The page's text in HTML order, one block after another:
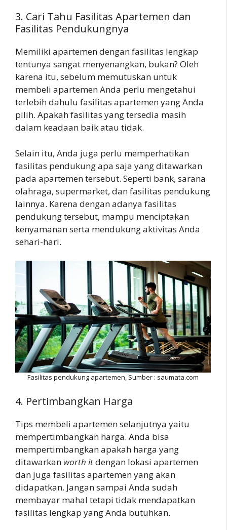
3. Cari Tahu Fasilitas Apartemen dan
Fasilitas Pendukungnya
Memiliki apartemen dengan fasilitas lengkap
tentunya sangat menyenangkan, bukan? Oleh
karena itu, sebelum memutuskan untuk
membeli apartemen Anda perlu mengetahui
terlebih dahulu fasilitas apartemen yang Anda
pilih. Apakah fasilitas yang tersedia masih
dalam keadaan baik atau tidak.
Selain itu, Anda juga perlu memperhatikan
fasilitas pendukung apa saja yang ditawarkan
pada apartemen tersebut. Seperti bank, sarana
olahraga, supermarket, dan fasilitas pendukung
lainnya. Karena dengan adanya fasilitas
pendukung tersebut, mampu menciptakan
kenyamanan serta mendukung aktivitas Anda
sehari-hari.
Fasilitas pendukung apartemen, Sumber : saumata.com
4. Pertimbangkan Harga
Tips membeli apartemen selanjutnya yaitu
mempertimbangkan harga. Anda bisa
mempertimbangkan apakah harga yang
ditawarkan worth itdengan lokasi apartemen
dan juga fasilitas apartemen yang akan
didapatkan. Jangan sampai Anda sudah
membayar mahal tetapi tidak mendapatkan
fasilitas lengkap yang Anda butuhkan.